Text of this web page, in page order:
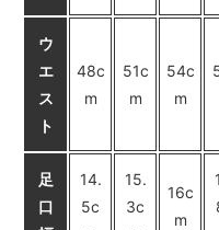
ウ
エ
ス
ト
48c
m
51c
m
54c
m
足
口
14.
5c
15.
3c
16c
m